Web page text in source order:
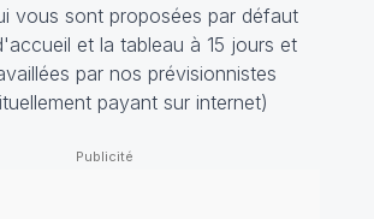
vous sont proposées par défaut
et la tableau à 15 jours et
par nos prévisionnistes
payant sur internet)